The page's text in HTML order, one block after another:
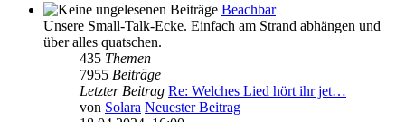
Beachbar
Unsere Small-Talk-Ecke. Einfach am Strand abhängen und
über alles quatschen.
435 Themen
7955 Beiträge
Letzter Beitrag Re: Welches Lied hört ihr jet…
von Solara Neuester Beitrag